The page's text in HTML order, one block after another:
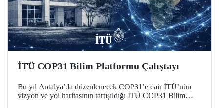
İTÜ COP31 Bilim Platformu Çalıştayı
Bu yıl Antalya’da düzenlenecek COP31’e dair İTÜ’nün
vizyon ve yol haritasının tartışıldığı İTÜ COP31 Bilim